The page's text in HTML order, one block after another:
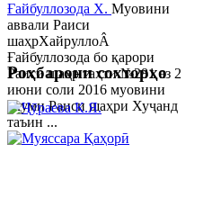
Ғайбуллозода Х. Муовини
аввали Раиси
шаҳрХайруллоÂ
Ғайбуллозода бо қарори
Раиси шаҳр таҳти №281 аз 2
июни соли 2016 муовини
якуми Раиси шаҳри Хуҷанд
таъин ...
Роҳбарони сохторҳо